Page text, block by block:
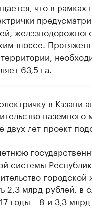
что в рамках
шоссе.
63,5 га.
в Казани
наземного
двух лет проект
системы
городской
2,3 млрд рублей, в
годы – 8 и 3,3